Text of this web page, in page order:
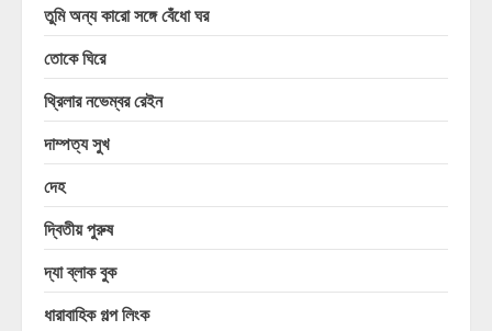
তুমি অন্য কারো সঙ্গে বেঁধো ঘর
তোকে ঘিরে
থ্রিলার নভেম্বর রেইন
দাম্পত্য সুখ
দেহ
দ্বিতীয় পুরুষ
দ্যা ব্লাক বুক
ধারাবাহিক গল্প লিংক